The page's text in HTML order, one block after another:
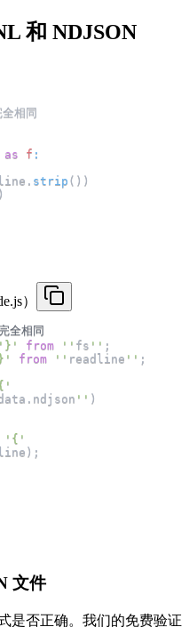
和 NDJSON
相同
as f :
. strip ( ) )
)
）
全相同
'}' from '' fs '' ;
from '' readline '' ;
. ndjson '' )
'{'
) ;
文件
是否正确。我们的免费验证